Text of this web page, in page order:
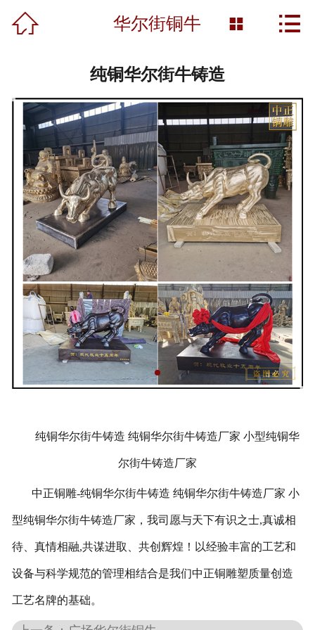
 首页
工程案例
雕塑知识
资质荣誉
营销网络
联系我们
 华尔街铜牛  
纯铜华尔街牛铸造
纯铜华尔街牛铸造 纯铜华尔街牛铸造厂家 小型纯铜华
尔街牛铸造厂家
中正铜雕-纯铜华尔街牛铸造 纯铜华尔街牛铸造厂家 小
型纯铜华尔街牛铸造厂家 ，我司愿与天下有识之士,真诚相
待、真情相融,共谋进取、共创辉煌！以经验丰富的工艺和
设备与科学规范的管理相结合是我们中正铜雕塑质量创造
工艺名牌的基础。